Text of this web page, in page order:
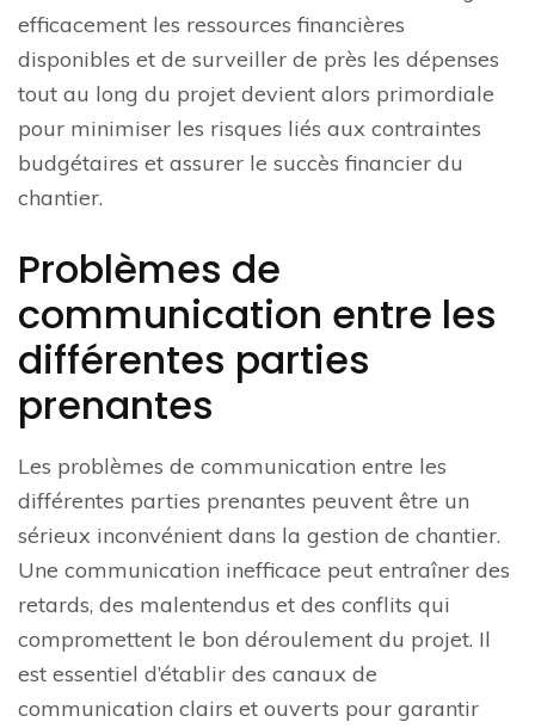
efficacement les ressources financières
disponibles et de surveiller de près les dépenses
tout au long du projet devient alors primordiale
pour minimiser les risques liés aux contraintes
budgétaires et assurer le succès financier du
chantier.
Problèmes de
communication entre les
différentes parties
prenantes
Les problèmes de communication entre les
différentes parties prenantes peuvent être un
sérieux inconvénient dans la gestion de chantier.
Une communication inefficace peut entraîner des
retards, des malentendus et des conflits qui
compromettent le bon déroulement du projet. Il
est essentiel d’établir des canaux de
communication clairs et ouverts pour garantir